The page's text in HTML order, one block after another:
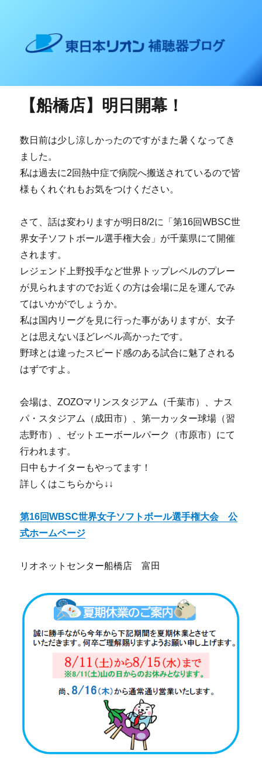
東日本リオン 補聴器ブログ
【船橋店】明日開幕！
数日前は少し涼しかったのですがまた暑くなってき
ました。
私は過去に2回熱中症で病院へ搬送されているので皆
様もくれぐれもお気をつけください。
さて、話は変わりますが明日8/2に「第16回WBSC世
界女子ソフトボール選手権大会」が千葉県にて開催
されます。
レジェンド上野投手など世界トップレベルのプレー
が見られますのでお近くの方は会場に足を運んでみ
てはいかがでしょうか。
私は国内リーグを見に行った事がありますが、女子
とは思えないほどレベル高かったです。
野球とは違ったスピード感のある試合に魅了される
はずですよ。
会場は、ZOZOマリンスタジアム（千葉市）、ナス
パ・スタジアム（成田市）、第一カッター球場（習
志野市）、ゼットエーボールパーク（市原市）にて
行われます。
日中もナイターもやってます！
詳しくはこちらから↓↓
第16回WBSC世界女子ソフトボール選手権大会 公
式ホームページ
リオネットセンター船橋店 富田